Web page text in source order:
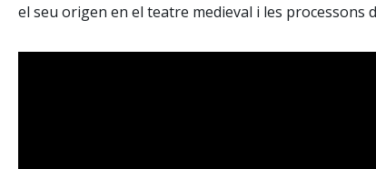
el seu origen en el teatre medieval i les processons